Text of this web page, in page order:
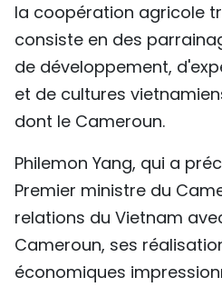
la coopération agricole
consiste en des
de développement,
et de cultures
dont le Cameroun.
Philemon Yang, qui a
Premier ministre du
relations du Vietnam
Cameroun, ses
économiques